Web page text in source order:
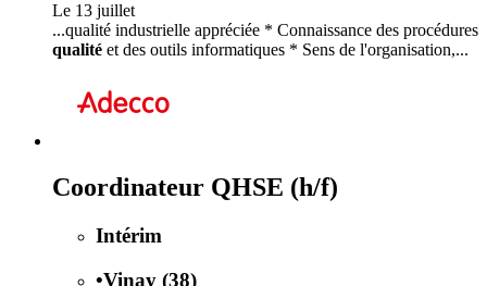
Le 13 juillet
...qualité industrielle appréciée * Connaissance des procédures
qualité et des outils informatiques * Sens de l'organisation,...
Coordinateur QHSE (h/f)
Intérim
•Vinay (38)